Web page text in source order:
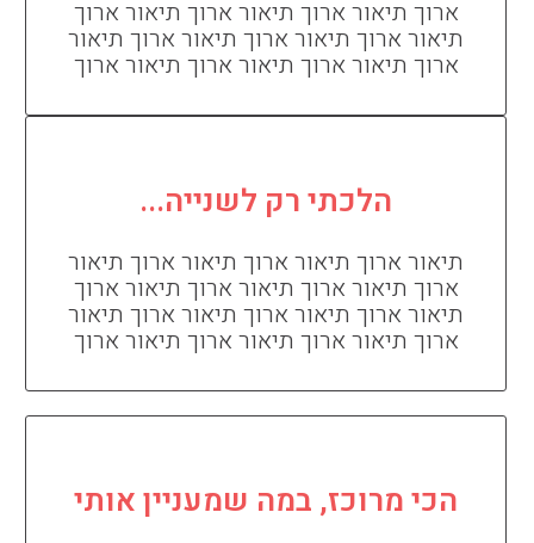
ארוך תיאור ארוך תיאור ארוך תיאור ארוך
תיאור ארוך תיאור ארוך תיאור ארוך תיאור
ארוך תיאור ארוך תיאור ארוך תיאור ארוך
הלכתי רק לשנייה...
תיאור ארוך תיאור ארוך תיאור ארוך תיאור
ארוך תיאור ארוך תיאור ארוך תיאור ארוך
תיאור ארוך תיאור ארוך תיאור ארוך תיאור
ארוך תיאור ארוך תיאור ארוך תיאור ארוך
הכי מרוכז, במה שמעניין אותי